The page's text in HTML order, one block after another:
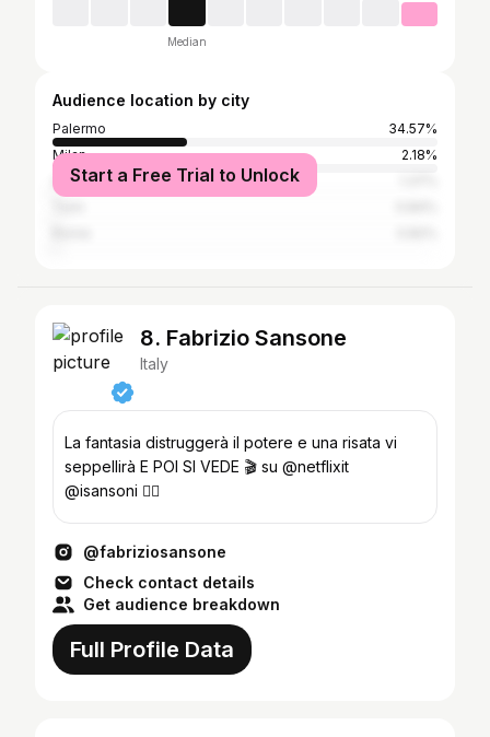
Median
Audience location by city
Palermo
34.57%
Milan
2.18%
Agrigento
Start a Free Trial to Unlock
8. Fabrizio Sansone
Italy
La fantasia distruggerà il potere e una risata vi
seppellirà E POI SI VEDE 🎬 su @netflixit
@isansoni 👇🏻
@fabriziosansone
Check contact details
Get audience breakdown
Full Profile Data